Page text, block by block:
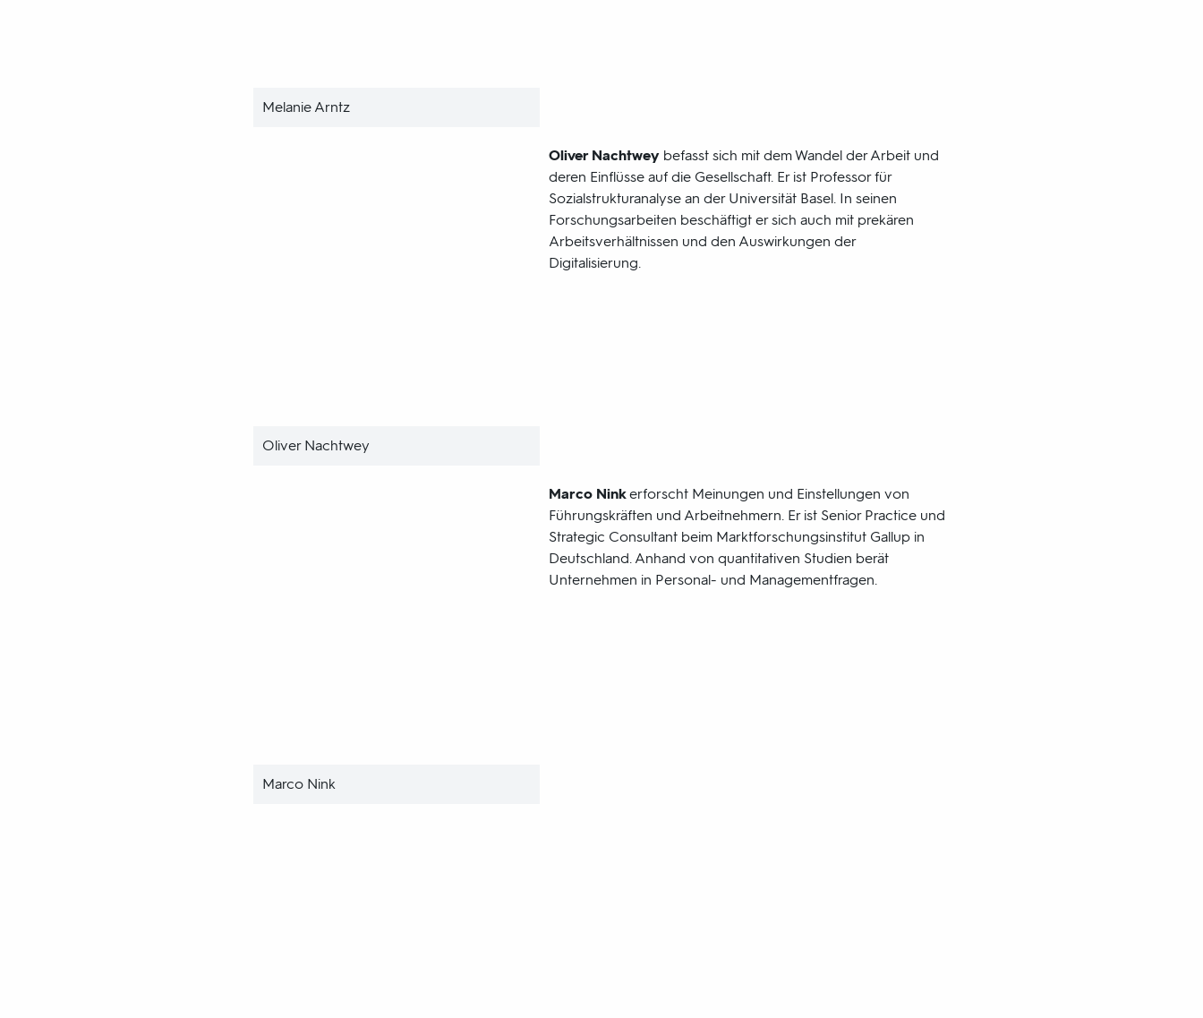
Melanie Arntz
Oliver Nachtwey
Oliver Nachtweybefasst sich mit dem Wandel der Arbeit und
deren Einflüsse auf die Gesellschaft. Er ist Professor für
Sozialstrukturanalyse an der Universität Basel. In seinen
Forschungsarbeiten beschäftigt er sich auch mit prekären
Arbeitsverhältnissen und den Auswirkungen der
Digitalisierung.
Marco Nink
Marco Ninkerforscht Meinungen und Einstellungen von
Führungskräften und Arbeitnehmern. Er ist Senior Practice und
Strategic Consultant beim Marktforschungsinstitut Gallup in
Deutschland. Anhand von quantitativen Studien berät
Unternehmen in Personal- und Managementfragen.